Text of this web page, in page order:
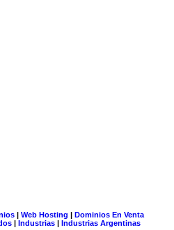
| Web Hosting | Dominios En Venta
| Industrias | Industrias Argentinas